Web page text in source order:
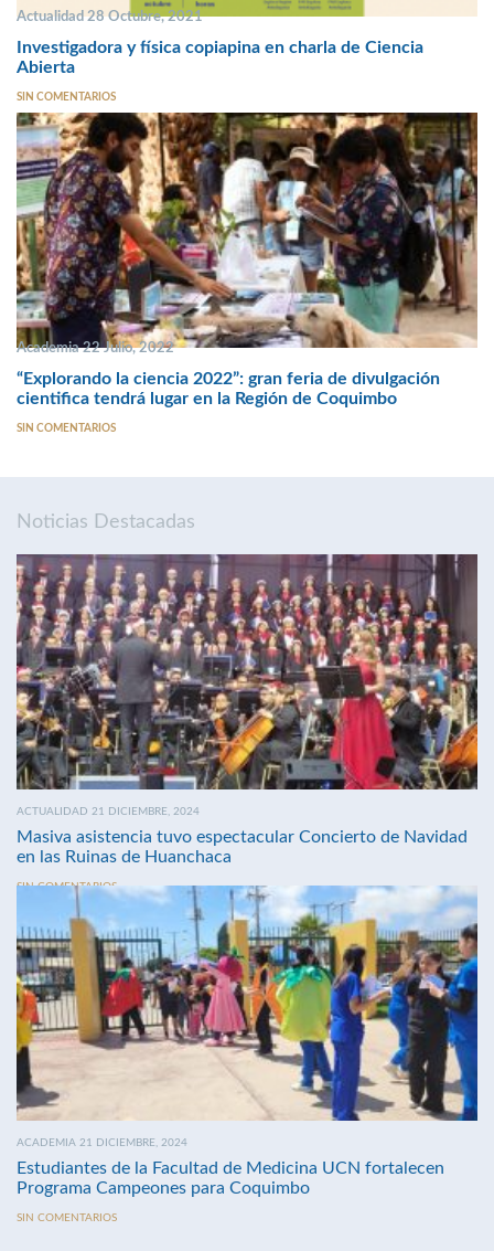
Actualidad 28 Octubre, 2021
Investigadora y física copiapina en charla de Ciencia
Abierta
SIN COMENTARIOS
Academia 22 Julio, 2022
“Explorando la ciencia 2022”: gran feria de divulgación
cientifica tendrá lugar en la Región de Coquimbo
SIN COMENTARIOS
Noticias Destacadas
ACTUALIDAD 21 DICIEMBRE, 2024
Masiva asistencia tuvo espectacular Concierto de Navidad
en las Ruinas de Huanchaca
SIN COMENTARIOS
ACADEMIA 21 DICIEMBRE, 2024
Estudiantes de la Facultad de Medicina UCN fortalecen
Programa Campeones para Coquimbo
SIN COMENTARIOS